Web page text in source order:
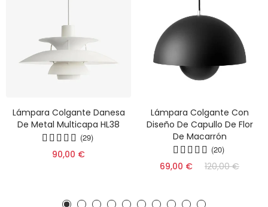
Lámpara Colgante Danesa
De Metal Multicapa HL38
(29)
90,00 €
Lámpara Colgante Con
Diseño De Capullo De Flor
De Macarrón
(20)
69,00 € 120,00 €